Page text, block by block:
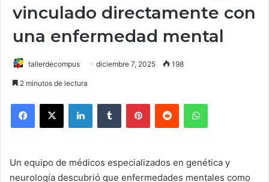
vinculado directamente con
una enfermedad mental
tallerdecompus diciembre 7, 2025 198
2 minutos de lectura
Un equipo de médicos especializados en genética y
neurología descubrió que enfermedades mentales como